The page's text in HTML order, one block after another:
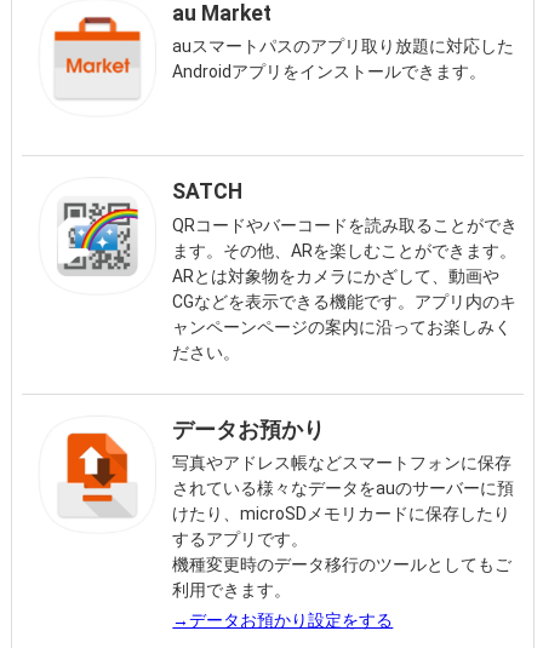
au Market
auスマートパスのアプリ取り放題に対応した
Androidアプリをインストールできます。
SATCH
QRコードやバーコードを読み取ることができ
ます。その他、ARを楽しむことができます。
ARとは対象物をカメラにかざして、動画や
CGなどを表示できる機能です。アプリ内のキ
ャンペーンページの案内に沿ってお楽しみく
ださい。
データお預かり
写真やアドレス帳などスマートフォンに保存
されている様々なデータをauのサーバーに預
けたり、microSDメモリカードに保存したり
するアプリです。
機種変更時のデータ移行のツールとしてもご
利用できます。
→データお預かり設定をする